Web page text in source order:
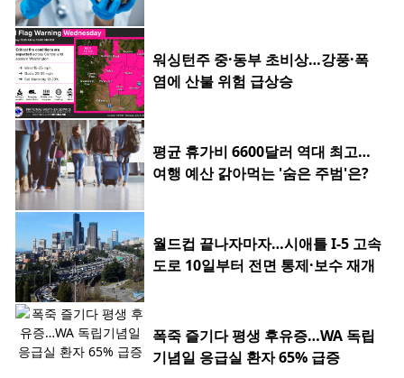
워싱턴주 중·동부 초비상…강풍·폭
염에 산불 위험 급상승
평균 휴가비 6600달러 역대 최고…
여행 예산 갉아먹는 '숨은 주범'은?
월드컵 끝나자마자…시애틀 I-5 고속
도로 10일부터 전면 통제·보수 재개
폭죽 즐기다 평생 후유증…WA 독립
기념일 응급실 환자 65% 급증